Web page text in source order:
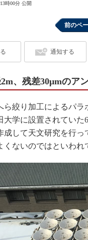
時00分 公開
前のペ
通知する
、残差30μmのア
絞り加工によるパラ
大学に設置されてい
成して天文研究を行
くないのではといわれ